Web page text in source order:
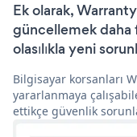
Ek olarak,
güncellemek daha
olasılıkla yeni
Bilgisayar korsanları
yararlanmaya
ettikçe güvenlik